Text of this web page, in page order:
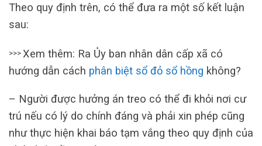
Theo quy định trên, có thể đưa ra một số kết luận
sau:
>>> Xem thêm: Ra Ủy ban nhân dân cấp xã có
hướng dẫn cách phân biệt sổ đỏ sổ hồng không?
– Người được hưởng án treo có thể đi khỏi nơi cư
trú nếu có lý do chính đáng và phải xin phép cũng
như thực hiện khai báo tạm vắng theo quy định của